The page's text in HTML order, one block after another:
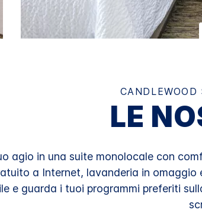
CANDLEWOOD
LE
agio in una suite monolocale con
a Internet, lavanderia in omaggio
e guarda i tuoi programmi preferiti